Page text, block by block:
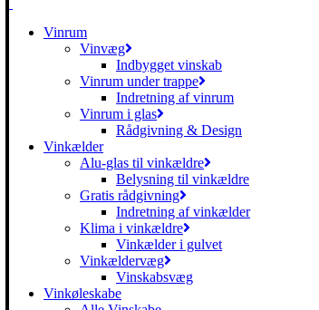
Vinrum
Vinvæg
Indbygget vinskab
Vinrum under trappe
Indretning af vinrum
Vinrum i glas
Rådgivning & Design
Vinkælder
Alu-glas til vinkældre
Belysning til vinkældre
Gratis rådgivning
Indretning af vinkælder
Klima i vinkældre
Vinkælder i gulvet
Vinkældervæg
Vinskabsvæg
Vinkøleskabe